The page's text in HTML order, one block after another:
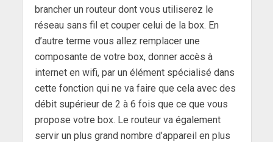
brancher un routeur dont vous utiliserez le
réseau sans fil et couper celui de la box. En
d’autre terme vous allez remplacer une
composante de votre box, donner accès à
internet en wifi, par un élément spécialisé dans
cette fonction qui ne va faire que cela avec des
débit supérieur de 2 à 6 fois que ce que vous
propose votre box. Le routeur va également
servir un plus grand nombre d’appareil en plus